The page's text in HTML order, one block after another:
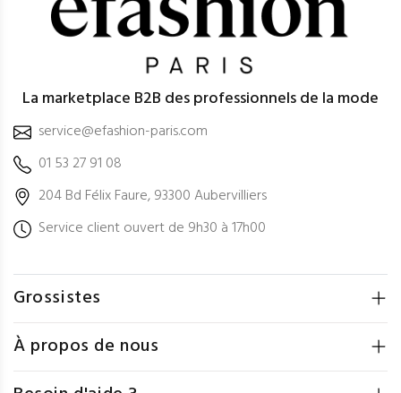
La marketplace B2B des professionnels de la mode
service@efashion-paris.com
01 53 27 91 08
204 Bd Félix Faure, 93300 Aubervilliers
Service client ouvert de 9h30 à 17h00
Grossistes
À propos de nous